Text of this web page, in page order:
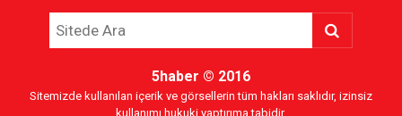
5haber © 2016
Sitemizde kullanılan içerik ve görsellerin tüm hakları saklıdır, izinsiz
kullanımı hukuki yaptırıma tabidir.